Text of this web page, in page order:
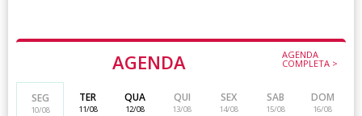
AGENDA AGENDA
COMPLETA >
SEG
10/08
TER
11/08
QUA
12/08
QUI
13/08
SEX
14/08
SAB
15/08
DOM
16/08